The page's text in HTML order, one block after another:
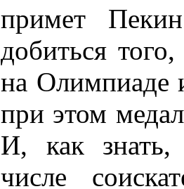
примет
добиться
на Олимпиаде
при этом
И, как
числе